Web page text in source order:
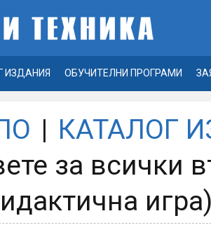
ИЗДАНИЯ ОБУЧИТЕЛНИ ПРОГРАМИ
| КАТАЛОГ
за всички